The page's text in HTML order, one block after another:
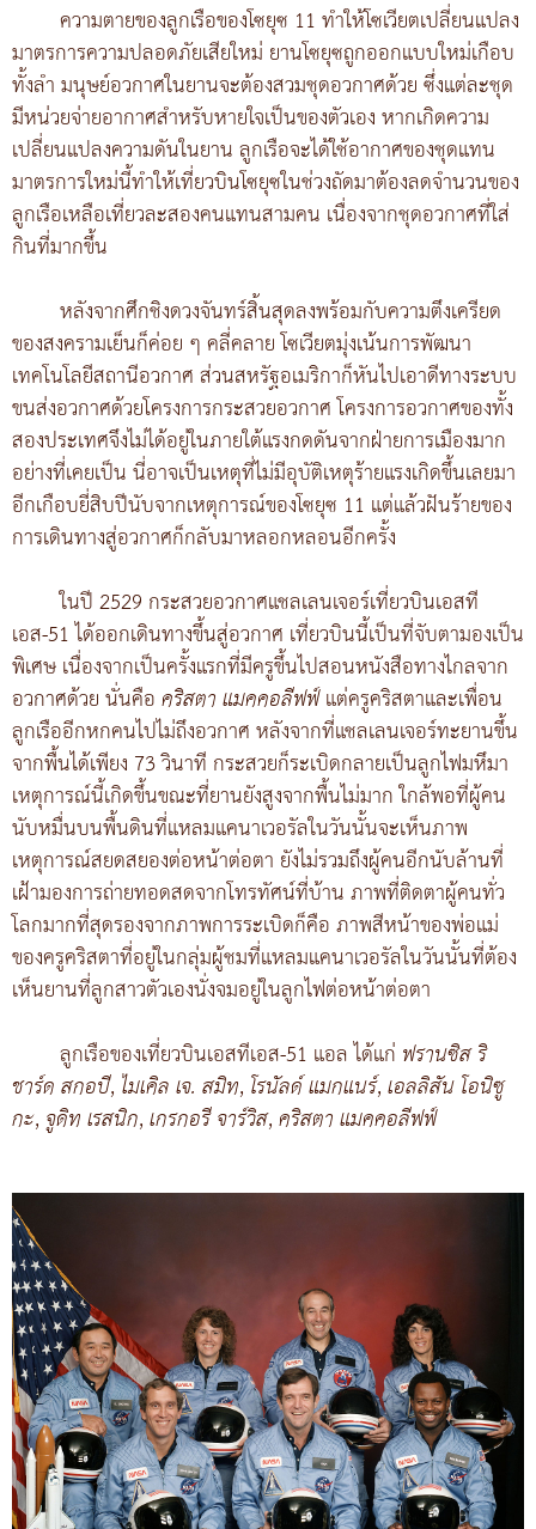
ความตายของลูกเรือของโซยุซ 11 ทำให้โซเวียตเปลี่ยนแปลง
มาตรการความปลอดภัยเสียใหม่ ยานโซยุซถูกออกแบบใหม่เกือบ
ทั้งลำ มนุษย์อวกาศในยานจะต้องสวมชุดอวกาศด้วย ซึ่งแต่ละชุด
มีหน่วยจ่ายอากาศสำหรับหายใจเป็นของตัวเอง หากเกิดความ
เปลี่ยนแปลงความดันในยาน ลูกเรือจะได้ใช้อากาศของชุดแทน
มาตรการใหม่นี้ทำให้เที่ยวบินโซยุซในช่วงถัดมาต้องลดจำนวนของ
ลูกเรือเหลือเที่ยวละสองคนแทนสามคน เนื่องจากชุดอวกาศที่ใส่
กินที่มากขึ้น
หลังจากศึกชิงดวงจันทร์สิ้นสุดลงพร้อมกับความตึงเครียด
ของสงครามเย็นก็ค่อย ๆ คลี่คลาย โซเวียตมุ่งเน้นการพัฒนา
เทคโนโลยีสถานีอวกาศ ส่วนสหรัฐอเมริกาก็หันไปเอาดีทางระบบ
ขนส่งอวกาศด้วยโครงการกระสวยอวกาศ โครงการอวกาศของทั้ง
สองประเทศจึงไม่ได้อยู่ในภายใต้แรงกดดันจากฝ่ายการเมืองมาก
อย่างที่เคยเป็น นี่อาจเป็นเหตุที่ไม่มีอุบัติเหตุร้ายแรงเกิดขึ้นเลยมา
อีกเกือบยี่สิบปีนับจากเหตุการณ์ของโซยุซ 11 แต่แล้วฝันร้ายของ
การเดินทางสู่อวกาศก็กลับมาหลอกหลอนอีกครั้ง
ในปี 2529 กระสวยอวกาศแชลเลนเจอร์เที่ยวบินเอสที
เอส-51 ได้ออกเดินทางขึ้นสู่อวกาศ เที่ยวบินนี้เป็นที่จับตามองเป็น
พิเศษ เนื่องจากเป็นครั้งแรกที่มีครูขึ้นไปสอนหนังสือทางไกลจาก
อวกาศด้วย นั่นคือคริสตา แมคคอลีฟฟ์แต่ครูคริสตาและเพื่อน
ลูกเรืออีกหกคนไปไม่ถึงอวกาศ หลังจากที่แชลเลนเจอร์ทะยานขึ้น
จากพื้นได้เพียง 73 วินาที กระสวยก็ระเบิดกลายเป็นลูกไฟมหึมา
เหตุการณ์นี้เกิดขึ้นขณะที่ยานยังสูงจากพื้นไม่มาก ใกล้พอที่ผู้คน
นับหมื่นบนพื้นดินที่แหลมแคนาเวอรัลในวันนั้นจะเห็นภาพ
เหตุการณ์สยดสยองต่อหน้าต่อตา ยังไม่รวมถึงผู้คนอีกนับล้านที่
เฝ้ามองการถ่ายทอดสดจากโทรทัศน์ที่บ้าน ภาพที่ติดตาผู้คนทั่ว
โลกมากที่สุดรองจากภาพการระเบิดก็คือ ภาพสีหน้าของพ่อแม่
ของครูคริสตาที่อยู่ในกลุ่มผู้ชมที่แหลมแคนาเวอรัลในวันนั้นที่ต้อง
เห็นยานที่ลูกสาวตัวเองนั่งจมอยู่ในลูกไฟต่อหน้าต่อตา
ลูกเรือของเที่ยวบินเอสทีเอส-51 แอล ได้แก่ ฟรานซิส ริ
ชาร์ด สกอบี, ไมเคิล เจ. สมิท, โรนัลด์ แมกแนร์,เอลลิสัน โอนิซู
กะ,จูดิท เรสนิก,เกรกอรี จาร์วิส,คริสตา แมคคอลีฟฟ์